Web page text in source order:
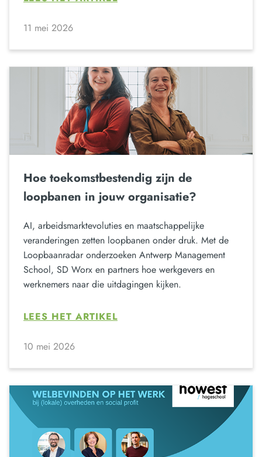
11 mei 2026
Hoe toekomstbestendig zijn de
loopbanen in jouw organisatie?
AI, arbeidsmarktevoluties en maatschappelijke
veranderingen zetten loopbanen onder druk. Met de
Loopbaanradar onderzoeken Antwerp Management
School, SD Worx en partners hoe werkgevers en
werknemers naar die uitdagingen kijken.
LEES HET ARTIKEL
10 mei 2026